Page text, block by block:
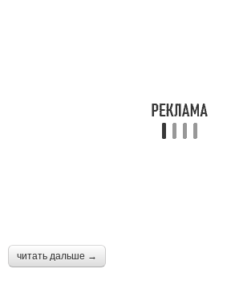
читать дальше →